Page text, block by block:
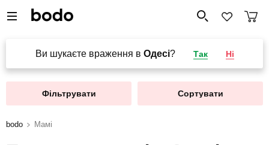
Ви шукаєте враження в Одесі? Так Ні
Фільтрувати Сортувати
bodo Мамі